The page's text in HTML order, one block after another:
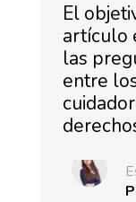
El
artículo
las
entre